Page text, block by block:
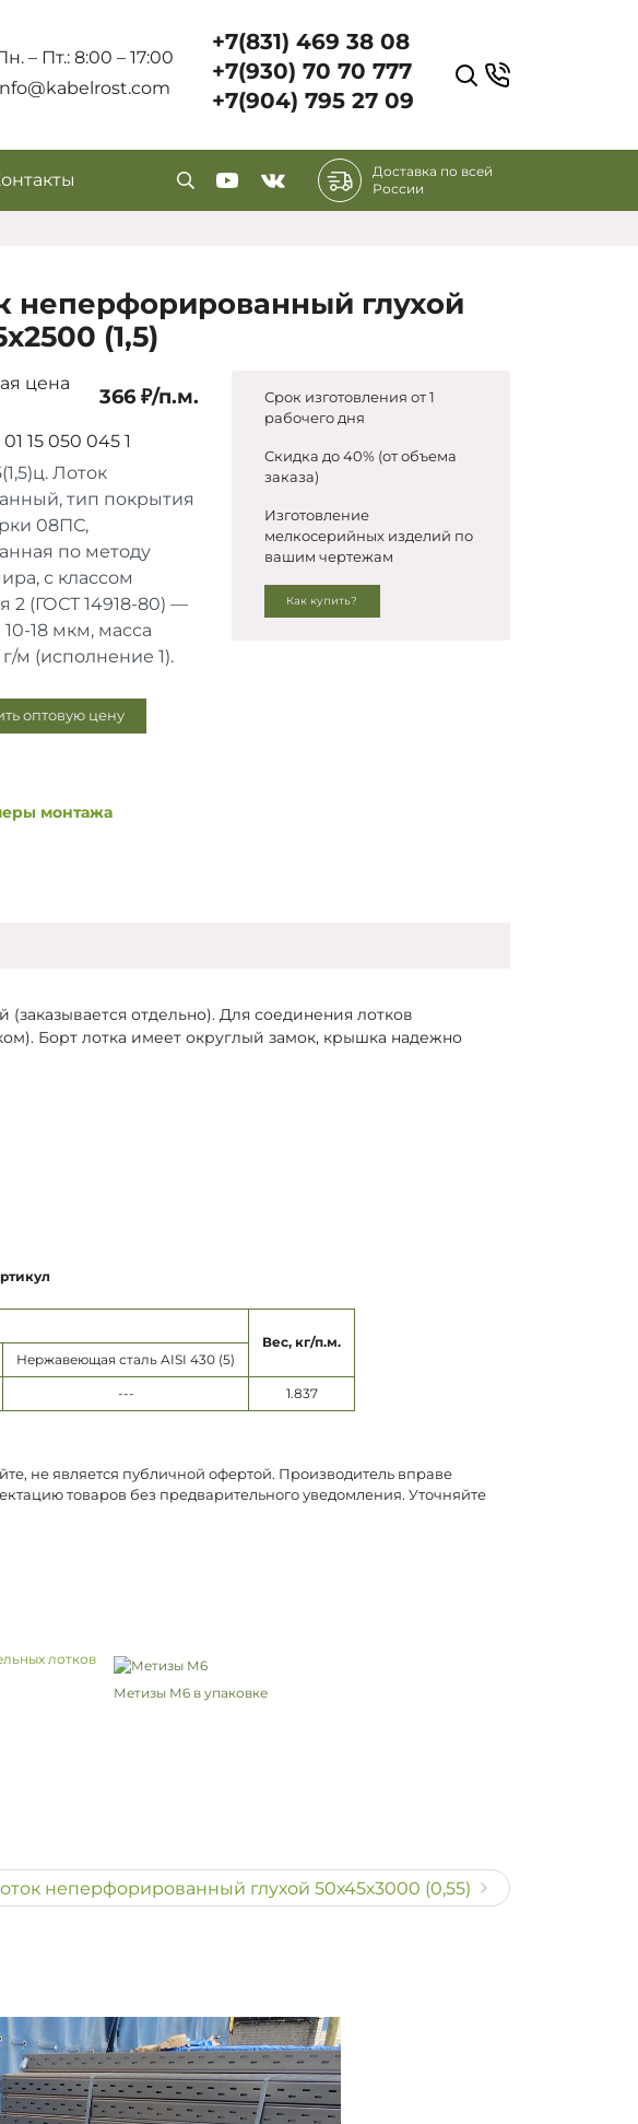
– Пт.: 8:00 – 17:00
+7(831) 469 38 08
+7(930) 70 70 777
+7(904) 795 27 09
Доставка по всей
России
неперфорированный глухой
(1,5)
цена
366 ₽/п.м.
15 050 045 1
Лоток
тип покрытия
08ПС,
по методу
с классом
2 (ГОСТ 14918-80) —
18 мкм, масса
г/м (исполнение 1).
оптовую цену
монтажа
Срок изготовления от 1
рабочего дня
Скидка до 40% (от объема
заказа)
Изготовление
мелкосерийных изделий по
вашим чертежам
Как купить?
отдельно). Для соединения лотков
Борт лотка имеет округлый замок, крышка надежно
Вес, кг/п.м.
Нержавеющая сталь AISI 430 (5)
--- 1.837
не является публичной офертой. Производитель вправе
товаров без предварительного уведомления. Уточняйте
лотков
Метизы М6 в упаковке
неперфорированный глухой 50х45х3000 (0,55)
к заказу –
согласуем